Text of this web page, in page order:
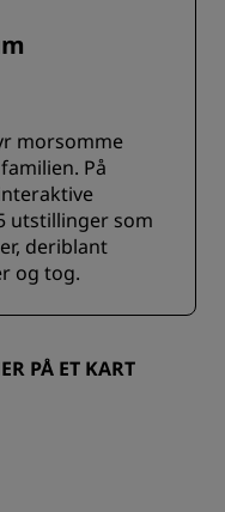
morsomme
På
utstillinger som
deriblant
og tog.
PÅ ET KART